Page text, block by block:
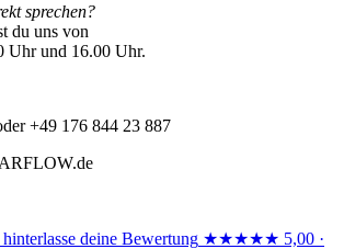
sprechen?
du uns von
Uhr und 16.00 Uhr.
+49 176 844 23 887
deine Bewertung ★★★★★ 5,00 ·